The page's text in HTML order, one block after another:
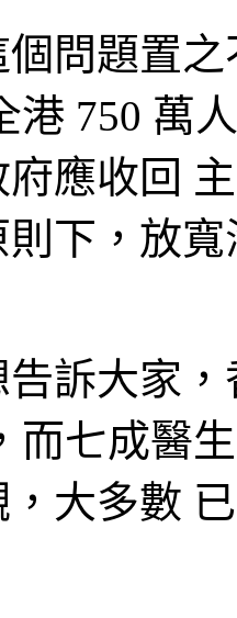
問題置
港 750 萬
應收回
下，放
訴大家
而七成醫
大多數